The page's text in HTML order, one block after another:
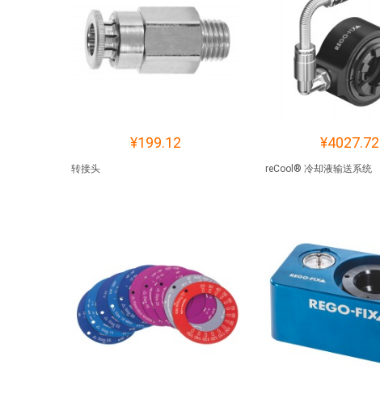
¥199.12
转接头
¥4027.72
reCool® 冷却液输送系统